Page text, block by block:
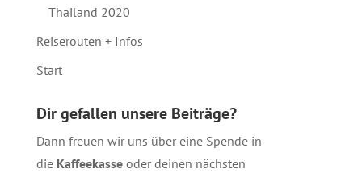
Thailand 2020
Reiserouten + Infos
Start
Dir gefallen unsere Beiträge?
Dann freuen wir uns über eine Spende in
die Kaffeekasseoder deinen nächsten